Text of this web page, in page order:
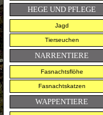
HEGE UND PFLEGE
Jagd
Tierseuchen
NARRENTIERE
Fasnachtsflöhe
Fasnachtskatzen
WAPPENTIERE